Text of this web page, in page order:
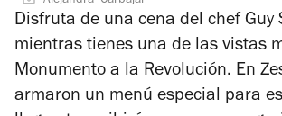
Disfruta de una cena del chef Guy
mientras tienes una de las vistas
Monumento a la Revolución. En
armaron un menú especial para